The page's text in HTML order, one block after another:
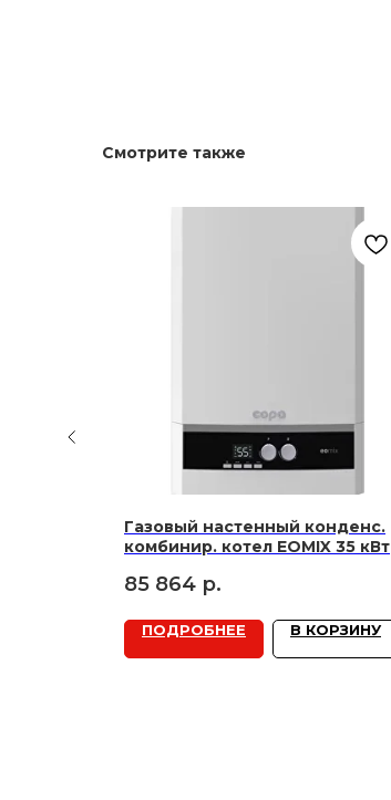
Смотрите также
Газовый настенный конденс.
комбинир. котел EOMIX 35 кВт
85 864 р.
ПОДРОБНЕЕ В КОРЗИНУ